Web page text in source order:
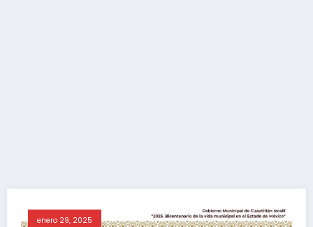
enero 29, 2025